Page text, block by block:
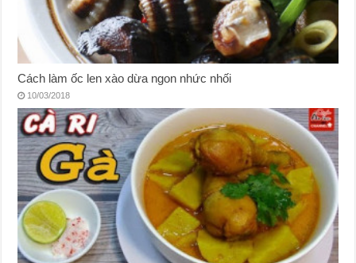
Cách làm ốc len xào dừa ngon nhức nhối
10/03/2018